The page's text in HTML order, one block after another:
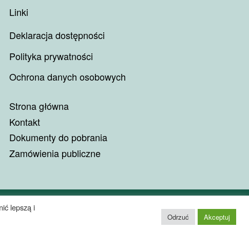
Linki
Deklaracja dostępności
Polityka prywatności
Ochrona danych osobowych
Strona główna
Kontakt
Dokumenty do pobrania
Zamówienia publiczne
lepszą i
Odrzuć Akceptuj